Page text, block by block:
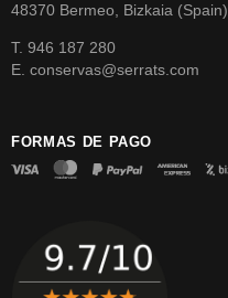
48370 Bermeo, Bizkaia (Spain)
T. 946 187 280
E. conservas@serrats.com
FORMAS DE PAGO